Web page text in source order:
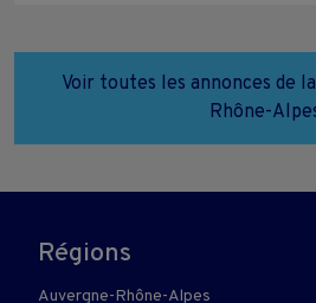
Voir toutes les annonces de
Rhône-
Régions
Auvergne-Rhône-Alpes